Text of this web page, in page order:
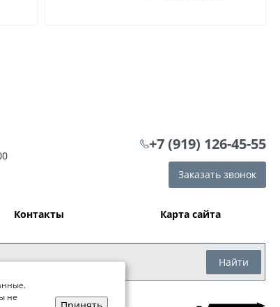
+7 (919) 126-45-55
Заказать звонок
Контакты Карта сайта
Найти
не